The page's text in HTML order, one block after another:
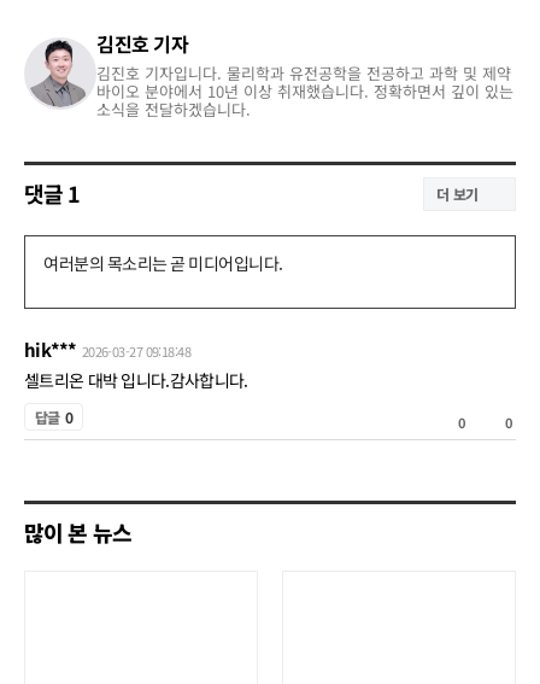
김진호 기자
김진호 기자입니다. 물리학과 유전공학을 전공하고 과학 및 제약
바이오 분야에서 10년 이상 취재했습니다. 정확하면서 깊이 있는
소식을 전달하겠습니다.
댓글1 더 보기
댓
쓰
기
hik*** 2026-03-27 09:18:48
셀트리온 대박 입니다.감사합니다.
답글 0
공
0 0
많이 본 뉴스